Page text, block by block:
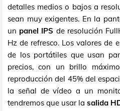
detalles medios o bajos a
sean muy exigentes. En la
un panel IPS de resolución
Hz de refresco. Los valores de
de los portátiles que usan
precios, con un brillo
reproducción del 45% del
la señal de vídeo a un
tendremos que usar la salida